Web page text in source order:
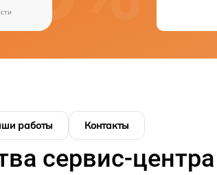
работы Контакты
сервис-центра